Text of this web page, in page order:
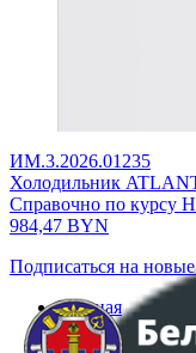
ИМ.3.2026.01235
Холодильник
Справочно по курсу
984,47 BYN
Подписаться на новые
Главная
Аукционы